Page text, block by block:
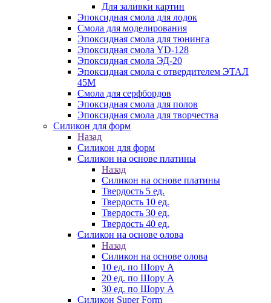
Для заливки картин
Эпоксидная смола для лодок
Смола для моделирования
Эпоксидная смола для тюнинга
Эпоксидная смола YD-128
Эпоксидная смола ЭД-20
Эпоксидная смола с отвердителем ЭТАЛ
45М
Смола для серфбордов
Эпоксидная смола для полов
Эпоксидная смола для творчества
Силикон для форм
Назад
Силикон для форм
Силикон на основе платины
Назад
Силикон на основе платины
Твердость 5 ед.
Твердость 10 ед.
Твердость 30 ед.
Твердость 40 ед.
Силикон на основе олова
Назад
Силикон на основе олова
10 ед. по Шору А
20 ед. по Шору А
30 ед. по Шору А
Силикон Super Form